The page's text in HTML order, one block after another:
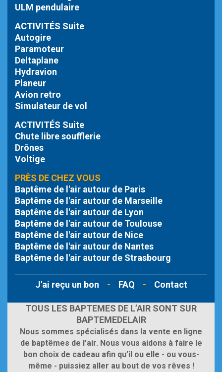
ULM pendulaire
ACTIVITÉS Suite
Autogire
Paramoteur
Deltaplane
Hydravion
Planeur
Avion retro
Simulateur de vol
ACTIVITÉS Suite
Chute libresoufflerie
Drônes
Voltige
PRÈS DE CHEZ VOUS
Baptême de l'air autour de Paris
Baptême de l'air autour de Marseille
Baptême de l'air autour de Lyon
Baptême de l'air autour de Toulouse
Baptême de l'air autour de Nice
Baptême de l'air autour de Nantes
Baptême de l'air autour de Strasbourg
J'ai reçu un bon - FAQ - Contact
TOUS LES BAPTEMES DE L’AIR SONT SUR
BAPTEMEDELAIR
Nous sommes spécialisés dans la vente en ligne
de baptêmes de l’air. Nous vous aidons à faire le
bon choix de cadeau afin qu’il ou elle - ou vous-
même - puissiez aller au bout de vos rêves !